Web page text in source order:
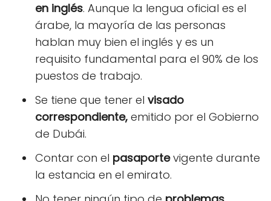
en inglés. Aunque la lengua oficial es el
árabe, la mayoría de las personas
hablan muy bien el inglés y es un
requisito fundamental para el 90% de los
puestos de trabajo.
Se tiene que tener el visado
correspondiente, emitido por el Gobierno
de Dubái.
Contar con el pasaportevigente durante
la estancia en el emirato.